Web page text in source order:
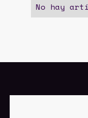
No hay